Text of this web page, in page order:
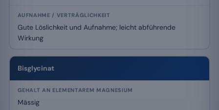
Gute Löslichkeit und Aufnahme; leicht abführende
Wirkung
Bisglycinat
Mässig